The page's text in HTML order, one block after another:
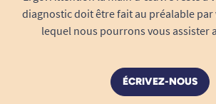
désagréables.
diagnostic doit être fait au préalable
lequel nous pourrons vous assister
ÉCRIVEZ-NOUS